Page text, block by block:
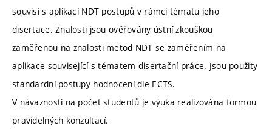
souvisí s aplikací NDT postupů v rámci tématu jeho
disertace. Znalosti jsou ověřovány ústní zkouškou
zaměřenou na znalosti metod NDT se zaměřením na
aplikace související s tématem disertační práce. Jsou použity
standardní postupy hodnocení dle ECTS.
V návaznosti na počet studentů je výuka realizována formou
pravidelných konzultací.